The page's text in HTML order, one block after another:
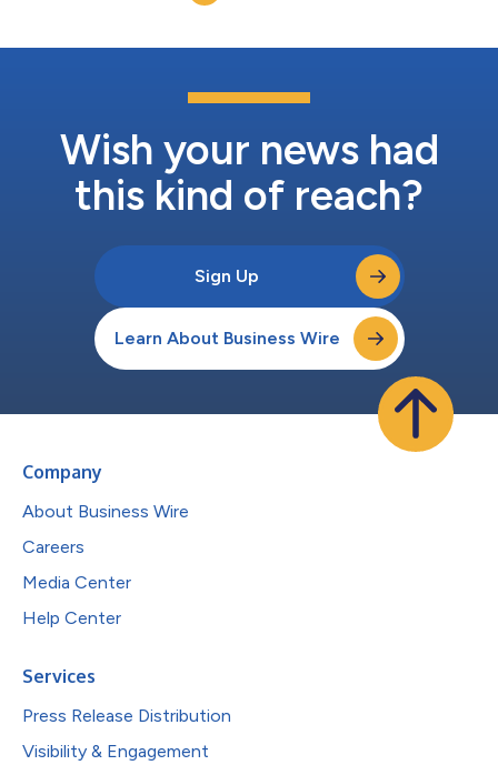
Wish your news had
this kind of reach?
Sign Up
Learn About Business Wire
Company
About Business Wire
Careers
Media Center
Help Center
Services
Press Release Distribution
Visibility & Engagement